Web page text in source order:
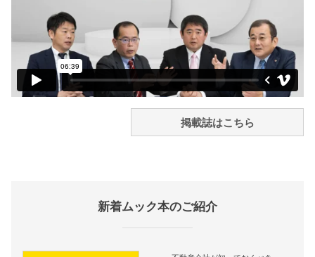
掲載誌はこちら
新着ムック本のご紹介